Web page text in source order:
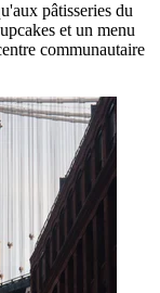
pâtisseries du
et un menu
communautaire